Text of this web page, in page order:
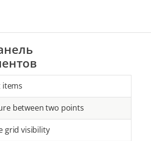
items
between two points
grid visibility